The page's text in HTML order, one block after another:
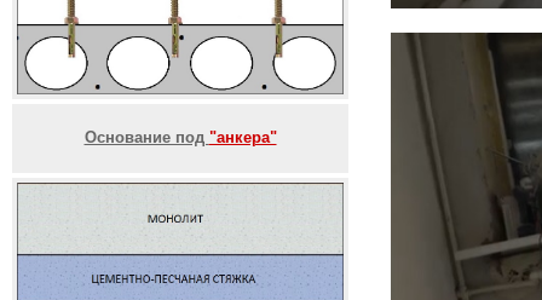
Основание под "анкера"